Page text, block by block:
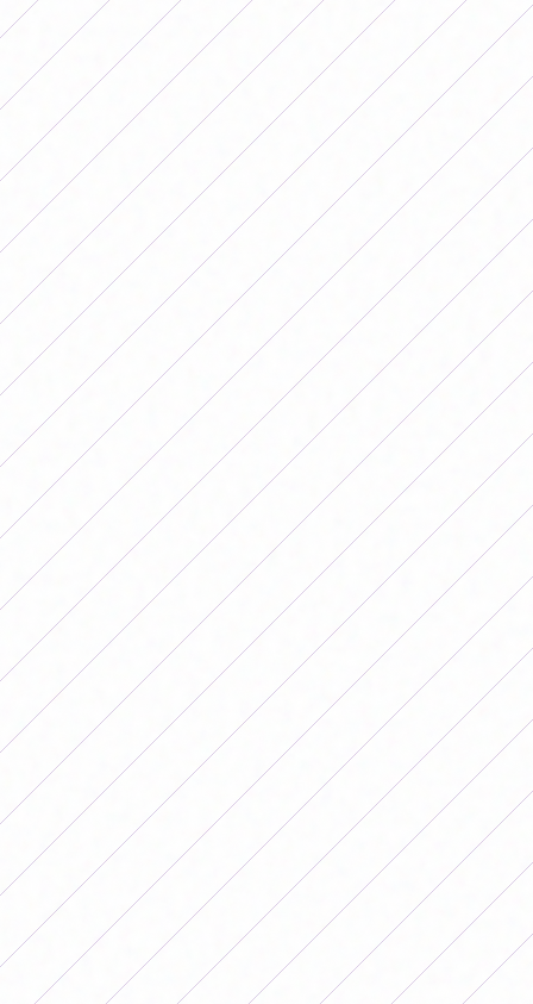
O jogador de futebol Borja Iglesias
deu a sua opinião sobre a situação
atual do futebol feminino em
Espanha e apoiou os seus colegas.
O futebolista espanhol Borja Iglesias
fez uma crítica
particular à situação actual do futebol feminino e
referiu-se em particular ao presente de duas jogadoras
do Barcelona e da selecção espanhola,
Aitana Bonmatí
e Alexia Putellas.
O jogador começou falando sobre a importância de os
líderes do esporte estarem ligados aos problemas
sociais e políticos e, nesse contexto, falou sobre a
homossexualidade no futebol masculino, a luta pela
Palestina e o futebol feminino
"Dizer que os jogadores de futebol não podem falar de
política é também politizar o futebol. Fazemos parte
da sociedade", começou por dizer o avançado do Celta
de Vigo numa entrevista ao
Nós Diario.